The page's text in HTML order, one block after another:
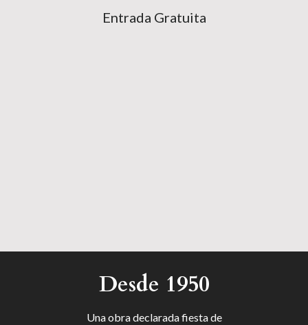
Entrada Gratuita
Desde 1950
Una obra declarada fiesta de